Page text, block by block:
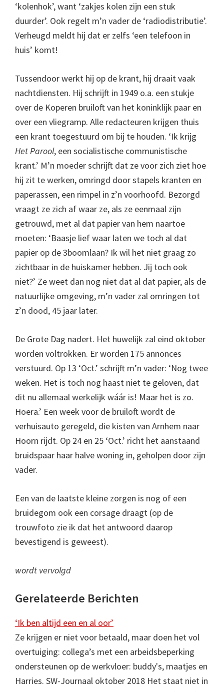
‘kolenhok’, want ‘zakjes kolen zijn een stuk
duurder’. Ook regelt m’n vader de ‘radiodistributie’.
Verheugd meldt hij dat er zelfs ‘een telefoon in
huis’ komt!
Tussendoor werkt hij op de krant, hij draait vaak
nachtdiensten. Hij schrijft in 1949 o.a. een stukje
over de Koperen bruiloft van het koninklijk paar en
over een vliegramp. Alle redacteuren krijgen thuis
een krant toegestuurd om bij te houden. ‘Ik krijg
Het Parool, een socialistische communistische
krant.’ M’n moeder schrijft dat ze voor zich ziet hoe
hij zit te werken, omringd door stapels kranten en
paperassen, een rimpel in z’n voorhoofd. Bezorgd
vraagt ze zich af waar ze, als ze eenmaal zijn
getrouwd, met al dat papier van hem naartoe
moeten: ‘Baasje lief waar laten we toch al dat
papier op de 3boomlaan? Ik wil het niet graag zo
zichtbaar in de huiskamer hebben. Jij toch ook
niet?’ Ze weet dan nog niet dat al dat papier, als de
natuurlijke omgeving, m’n vader zal omringen tot
z’n dood, 45 jaar later.
De Grote Dag nadert. Het huwelijk zal eind oktober
worden voltrokken. Er worden 175 annonces
verstuurd. Op 13 ‘Oct.’ schrijft m’n vader: ‘Nog twee
weken. Het is toch nog haast niet te geloven, dat
dit nu allemaal werkelijk wáár is! Maar het is zo.
Hoera.’ Een week voor de bruiloft wordt de
verhuisauto geregeld, die kisten van Arnhem naar
Hoorn rijdt. Op 24 en 25 ‘Oct.’ richt het aanstaand
bruidspaar haar halve woning in, geholpen door zijn
vader.
Een van de laatste kleine zorgen is nog of een
bruidegom ook een corsage draagt (op de
trouwfoto zie ik dat het antwoord daarop
bevestigend is geweest).
wordt vervolgd
Gerelateerde Berichten
‘Ik ben altijd een en al oor’
Ze krijgen er niet voor betaald, maar doen het vol
overtuiging: collega’s met een arbeidsbeperking
ondersteunen op de werkvloer: buddy's, maatjes en
Harries. SW-Journaal oktober 2018 Het staat niet in